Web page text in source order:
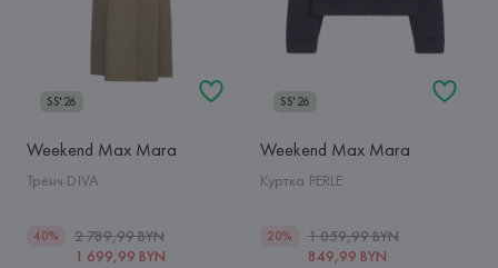
SS'26
Weekend Max Mara
Тренч DIVA
40%
2 789,99 BYN
1 699,99 BYN
SS'26
Weekend Max Mara
Куртка PERLE
20%
1 059,99 BYN
849,99 BYN